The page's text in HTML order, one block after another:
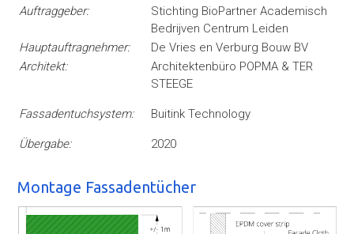
Auftraggeber:
Stichting BioPartner Academisch
Bedrijven Centrum Leiden
Hauptauftragnehmer:
De Vries en Verburg Bouw BV
Architekt:
Architektenbüro POPMA & TER
STEEGE
Fassadentuchsystem: Buitink Technology
Übergabe: 2020
Montage Fassadentücher